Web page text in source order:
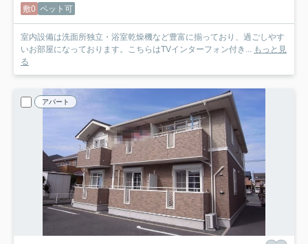
敷0 ペット可
室内設備は洗面所独立・浴室乾燥機など豊富に揃っており、過ごしやす
いお部屋になっております。こちらはTVインターフォン付き... もっと見
る
アパート